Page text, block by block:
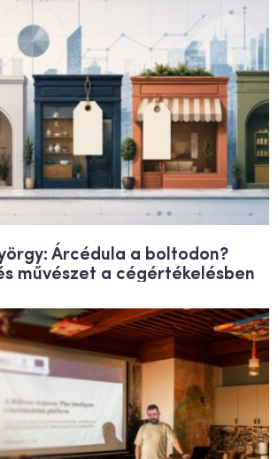
Árcédula a boltodon?
művészet a cégértékelésben